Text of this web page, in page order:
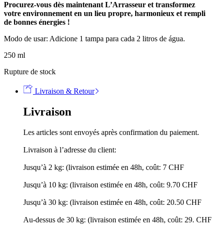
Procurez-vous dès maintenant L’Arrasseur et transformez
votre environnement en un lieu propre, harmonieux et rempli
de bonnes énergies !
Modo de usar: Adicione 1 tampa para cada 2 litros de água.
250 ml
Rupture de stock
Livraison & Retour
Livraison
Les articles sont envoyés après confirmation du paiement.
Livraison à l’adresse du client:
Jusqu’à 2 kg: (livraison estimée en 48h, coût: 7 CHF
Jusqu’à 10 kg: (livraison estimée en 48h, coût: 9.70 CHF
Jusqu’à 30 kg: (livraison estimée en 48h, coût: 20.50 CHF
Au-dessus de 30 kg: (livraison estimée en 48h, coût: 29. CHF